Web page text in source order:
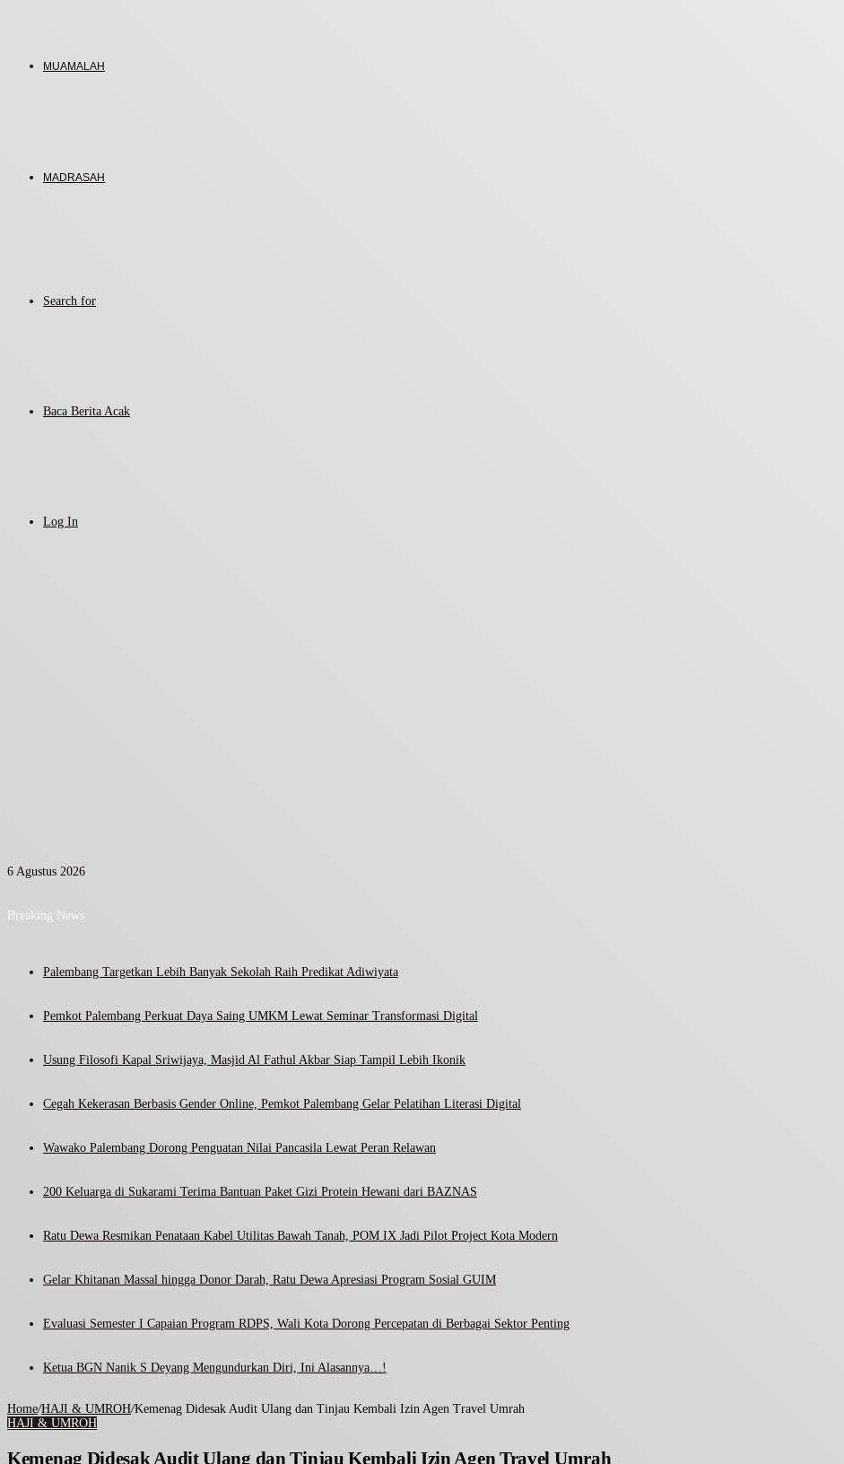
MUAMALAH
MADRASAH
Search for
Baca Berita Acak
Log In
6 Agustus 2026
Breaking News
Palembang Targetkan Lebih Banyak Sekolah Raih Predikat Adiwiyata
Pemkot Palembang Perkuat Daya Saing UMKM Lewat Seminar Transformasi Digital
Usung Filosofi Kapal Sriwijaya, Masjid Al Fathul Akbar Siap Tampil Lebih Ikonik
Cegah Kekerasan Berbasis Gender Online, Pemkot Palembang Gelar Pelatihan Literasi Digital
Wawako Palembang Dorong Penguatan Nilai Pancasila Lewat Peran Relawan
200 Keluarga di Sukarami Terima Bantuan Paket Gizi Protein Hewani dari BAZNAS
Ratu Dewa Resmikan Penataan Kabel Utilitas Bawah Tanah, POM IX Jadi Pilot Project Kota Modern
Gelar Khitanan Massal hingga Donor Darah, Ratu Dewa Apresiasi Program Sosial GUIM
Evaluasi Semester I Capaian Program RDPS, Wali Kota Dorong Percepatan di Berbagai Sektor Penting
Ketua BGN Nanik S Deyang Mengundurkan Diri, Ini Alasannya…!
Home/HAJI & UMROH/Kemenag Didesak Audit Ulang dan Tinjau Kembali Izin Agen Travel Umrah
HAJI & UMROH
Kemenag Didesak Audit Ulang dan Tinjau Kembali Izin Agen Travel Umrah